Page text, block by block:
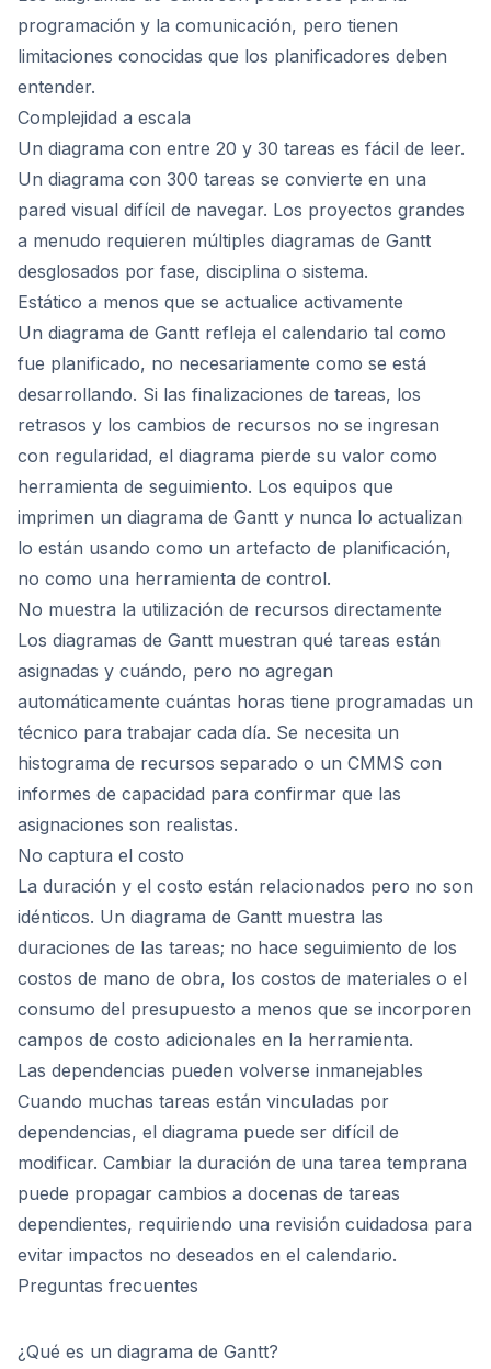
programación y la comunicación, pero tienen
limitaciones conocidas que los planificadores deben
entender.
Complejidad a escala
Un diagrama con entre 20 y 30 tareas es fácil de leer.
Un diagrama con 300 tareas se convierte en una
pared visual difícil de navegar. Los proyectos grandes
a menudo requieren múltiples diagramas de Gantt
desglosados por fase, disciplina o sistema.
Estático a menos que se actualice activamente
Un diagrama de Gantt refleja el calendario tal como
fue planificado, no necesariamente como se está
desarrollando. Si las finalizaciones de tareas, los
retrasos y los cambios de recursos no se ingresan
con regularidad, el diagrama pierde su valor como
herramienta de seguimiento. Los equipos que
imprimen un diagrama de Gantt y nunca lo actualizan
lo están usando como un artefacto de planificación,
no como una herramienta de control.
No muestra la utilización de recursos directamente
Los diagramas de Gantt muestran qué tareas están
asignadas y cuándo, pero no agregan
automáticamente cuántas horas tiene programadas un
técnico para trabajar cada día. Se necesita un
histograma de recursos separado o un CMMS con
informes de capacidad para confirmar que las
asignaciones son realistas.
No captura el costo
La duración y el costo están relacionados pero no son
idénticos. Un diagrama de Gantt muestra las
duraciones de las tareas; no hace seguimiento de los
costos de mano de obra, los costos de materiales o el
consumo del presupuesto a menos que se incorporen
campos de costo adicionales en la herramienta.
Las dependencias pueden volverse inmanejables
Cuando muchas tareas están vinculadas por
dependencias, el diagrama puede ser difícil de
modificar. Cambiar la duración de una tarea temprana
puede propagar cambios a docenas de tareas
dependientes, requiriendo una revisión cuidadosa para
evitar impactos no deseados en el calendario.
Preguntas frecuentes
¿Qué es un diagrama de Gantt?